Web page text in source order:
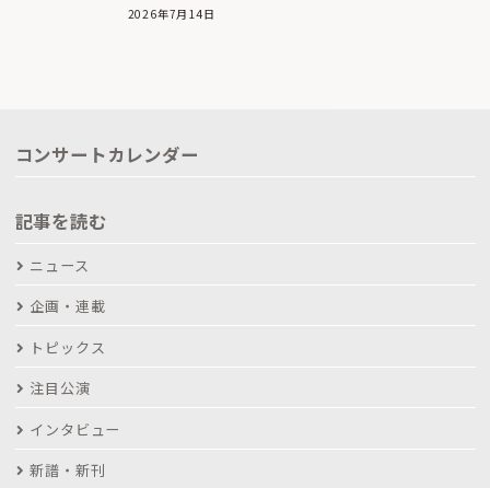
2026年7月14日
コンサートカレンダー
記事を読む
ニュース
企画・連載
トピックス
注目公演
インタビュー
新譜・新刊